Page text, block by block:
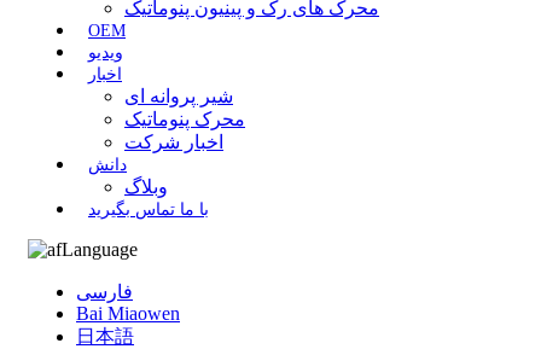
محرک های رک و پینیون پنوماتیک
OEM
ویدیو
اخبار
شیر پروانه ای
محرک پنوماتیک
اخبار شرکت
دانش
وبلاگ
با ما تماس بگیرید
Language
فارسی
Bai Miaowen
日本語